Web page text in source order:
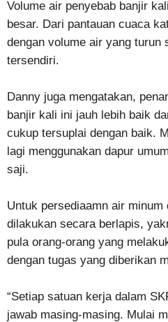
Volume air penyebab banjir
besar. Dari pantauan cuaca
dengan volume air yang
tersendiri.
Danny juga mengatakan,
banjir kali ini jauh lebih baik
cukup tersuplai dengan baik.
lagi menggunakan dapur
saji.
Untuk persediaamn air minum
dilakukan secara berlapis,
pula orang-orang yang
dengan tugas yang diberikan
“Setiap satuan kerja dalam
jawab masing-masing. Mulai